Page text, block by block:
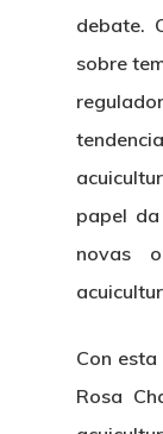
debate.
sobre
papel
novas
Con
Rosa